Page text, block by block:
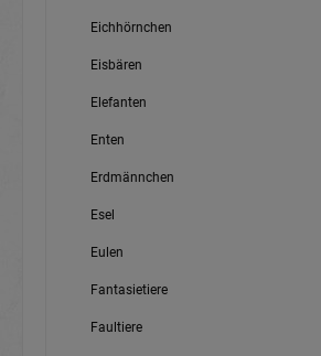
Eichhörnchen
Eisbären
Elefanten
Enten
Erdmännchen
Esel
Eulen
Fantasietiere
Faultiere